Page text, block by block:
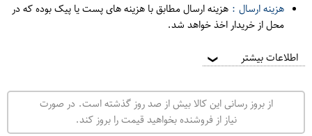
هزینه ارسال : هزینه ارسال مطابق با هزینه های پست یا پیک بوده که در
محل از خریدار اخذ خواهد شد.
اطلاعات بیشتر ❯
از بروز رسانی این کالا بیش از صد روز گذشته است. در صورت
نیاز از فروشنده بخواهید قیمت را بروز کند.